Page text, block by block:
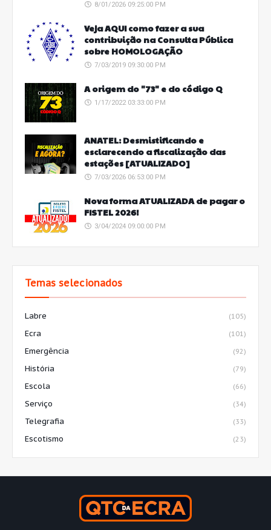
8/01/2026 09:25:00 PM
Veja AQUI como fazer a sua
contribuição na Consulta Pública
sobre HOMOLOGAÇÃO
7/03/2019 09:30:00 PM
A origem do "73" e do código Q
1/17/2022 03:33:00 PM
ANATEL: Desmistificando e
esclarecendo a fiscalização das
estações [ATUALIZADO]
7/03/2026 06:53:00 PM
Nova forma ATUALIZADA de pagar o
FISTEL 2026!
3/04/2024 09:00:00 PM
Temas selecionados
Labre (105)
Ecra (101)
Emergência (92)
História (79)
Escola (66)
Serviço (34)
Telegrafia (33)
Escotismo (23)